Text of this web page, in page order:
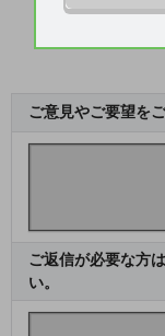
ご意見やご要望を
ご返信が必要な方
い。